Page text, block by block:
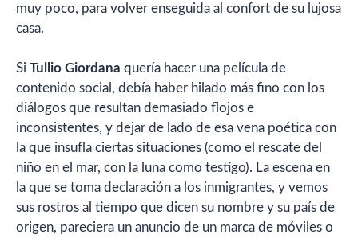
muy poco, para volver enseguida al confort de su lujosa
casa.
Si Tullio Giordana quería hacer una película de
contenido social, debía haber hilado más fino con los
diálogos que resultan demasiado flojos e
inconsistentes, y dejar de lado de esa vena poética con
la que insufla ciertas situaciones (como el rescate del
niño en el mar, con la luna como testigo). La escena en
la que se toma declaración a los inmigrantes, y vemos
sus rostros al tiempo que dicen su nombre y su país de
origen, pareciera un anuncio de un marca de móviles o